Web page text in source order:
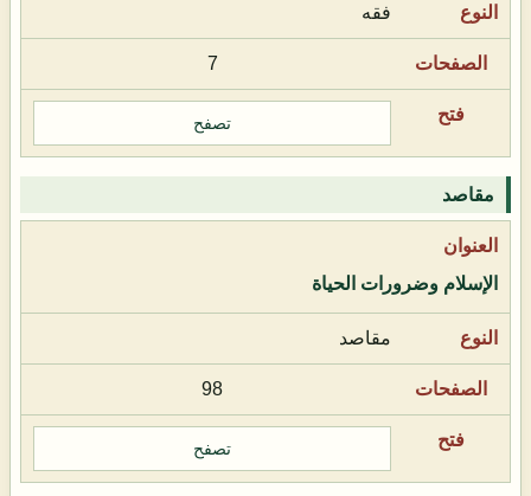
فقه
7
تصفح
مقاصد
الإسلام وضرورات الحياة
مقاصد
98
تصفح